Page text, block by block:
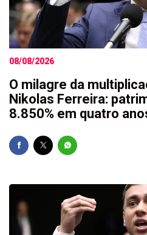
08/08/2026
O milagre da
Nikolas Ferreira:
8.850% em quatro